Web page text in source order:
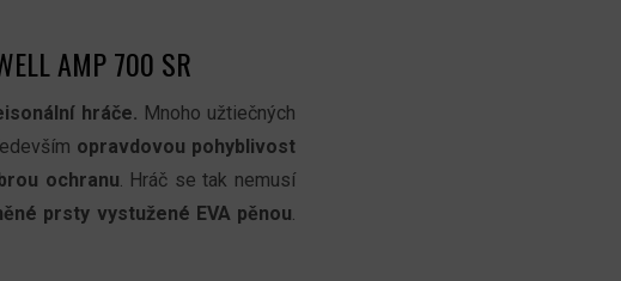
AMP 700 SR
hráče. Mnoho užtiečných
opravdovou pohyblivost
ochranu . Hráč se tak nemusí
prsty vystužené EVA pěnou